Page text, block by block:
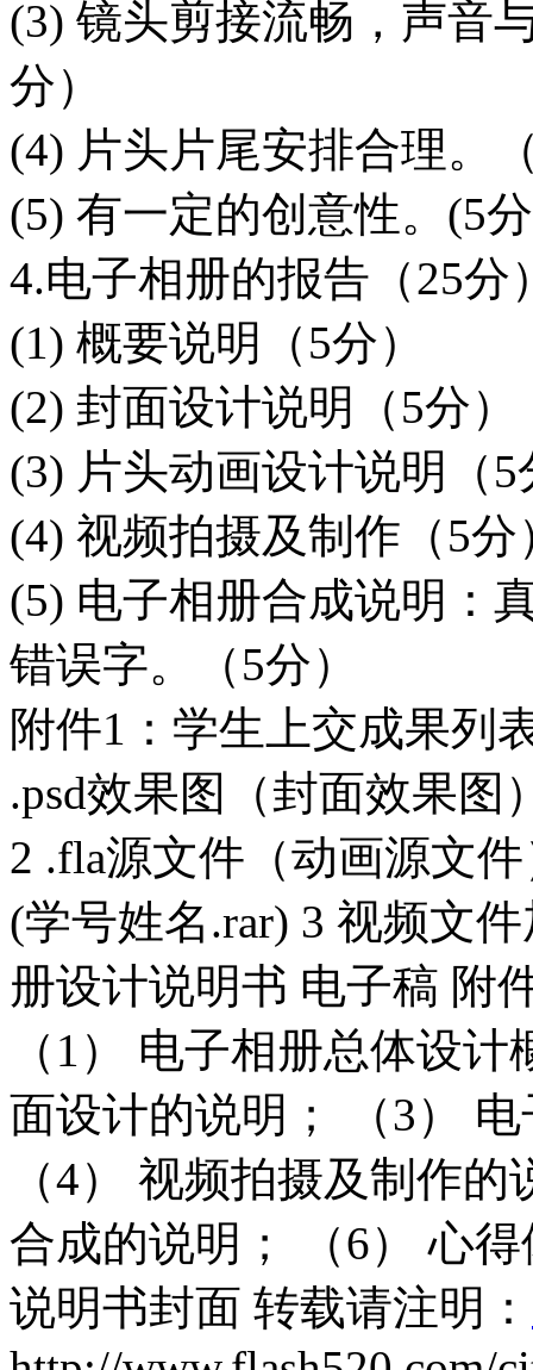
(3) 镜头剪接流畅，声音
分）
(4) 片头片尾安排合理。
(5) 有一定的创意性。(5
4.电子相册的报告（25分
(1) 概要说明（5分）
(2) 封面设计说明（5分）
(3) 片头动画设计说明（5
(4) 视频拍摄及制作（5分
(5) 电子相册合成说明：
错误字。（5分）
附件1：学生上交成果列
.psd效果图（封面效果图
2 .fla源文件（动画源文
(学号姓名.rar) 3 视频文
册设计说明书 电子稿 附
（1） 电子相册总体设
面设计的说明； （3）
（4） 视频拍摄及制作
合成的说明； （6） 心
说明书封面 转载请注明：